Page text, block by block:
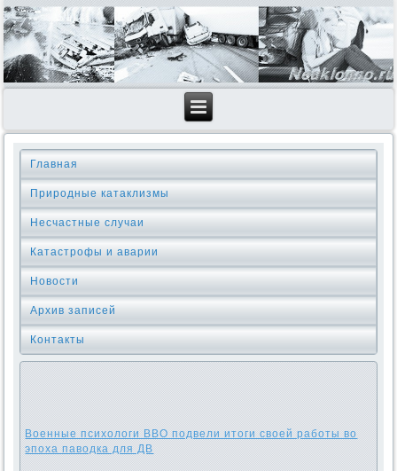
Главная
Природные катаклизмы
Несчастные случаи
Катастрофы и аварии
Новости
Архив записей
Контакты
Военные психологи ВВО подвели итоги своей работы во
эпоха паводка для ДВ